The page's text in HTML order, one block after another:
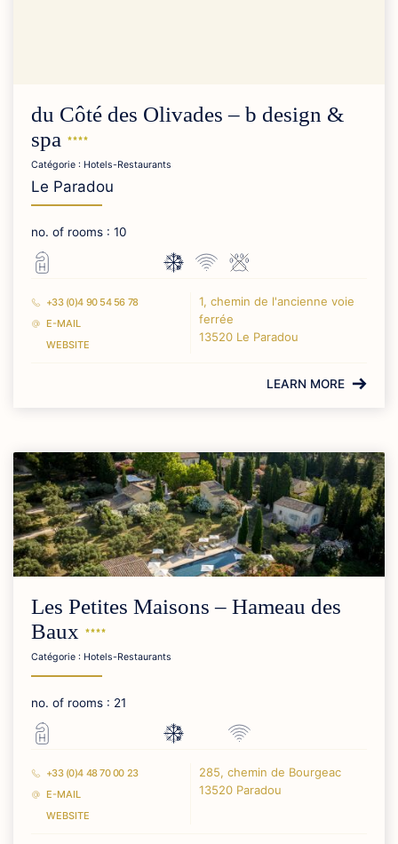
du Côté des Olivades – b design &
spa
Catégorie : Hotels-Restaurants
Le Paradou
no. of rooms : 10
+33 (0)4 90 54 56 78
E-MAIL
WEBSITE
1, chemin de l'ancienne voie
ferrée
13520 Le Paradou
LEARN MORE
Les Petites Maisons – Hameau des
Baux
Catégorie : Hotels-Restaurants
no. of rooms : 21
+33 (0)4 48 70 00 23
E-MAIL
WEBSITE
285, chemin de Bourgeac
13520 Paradou